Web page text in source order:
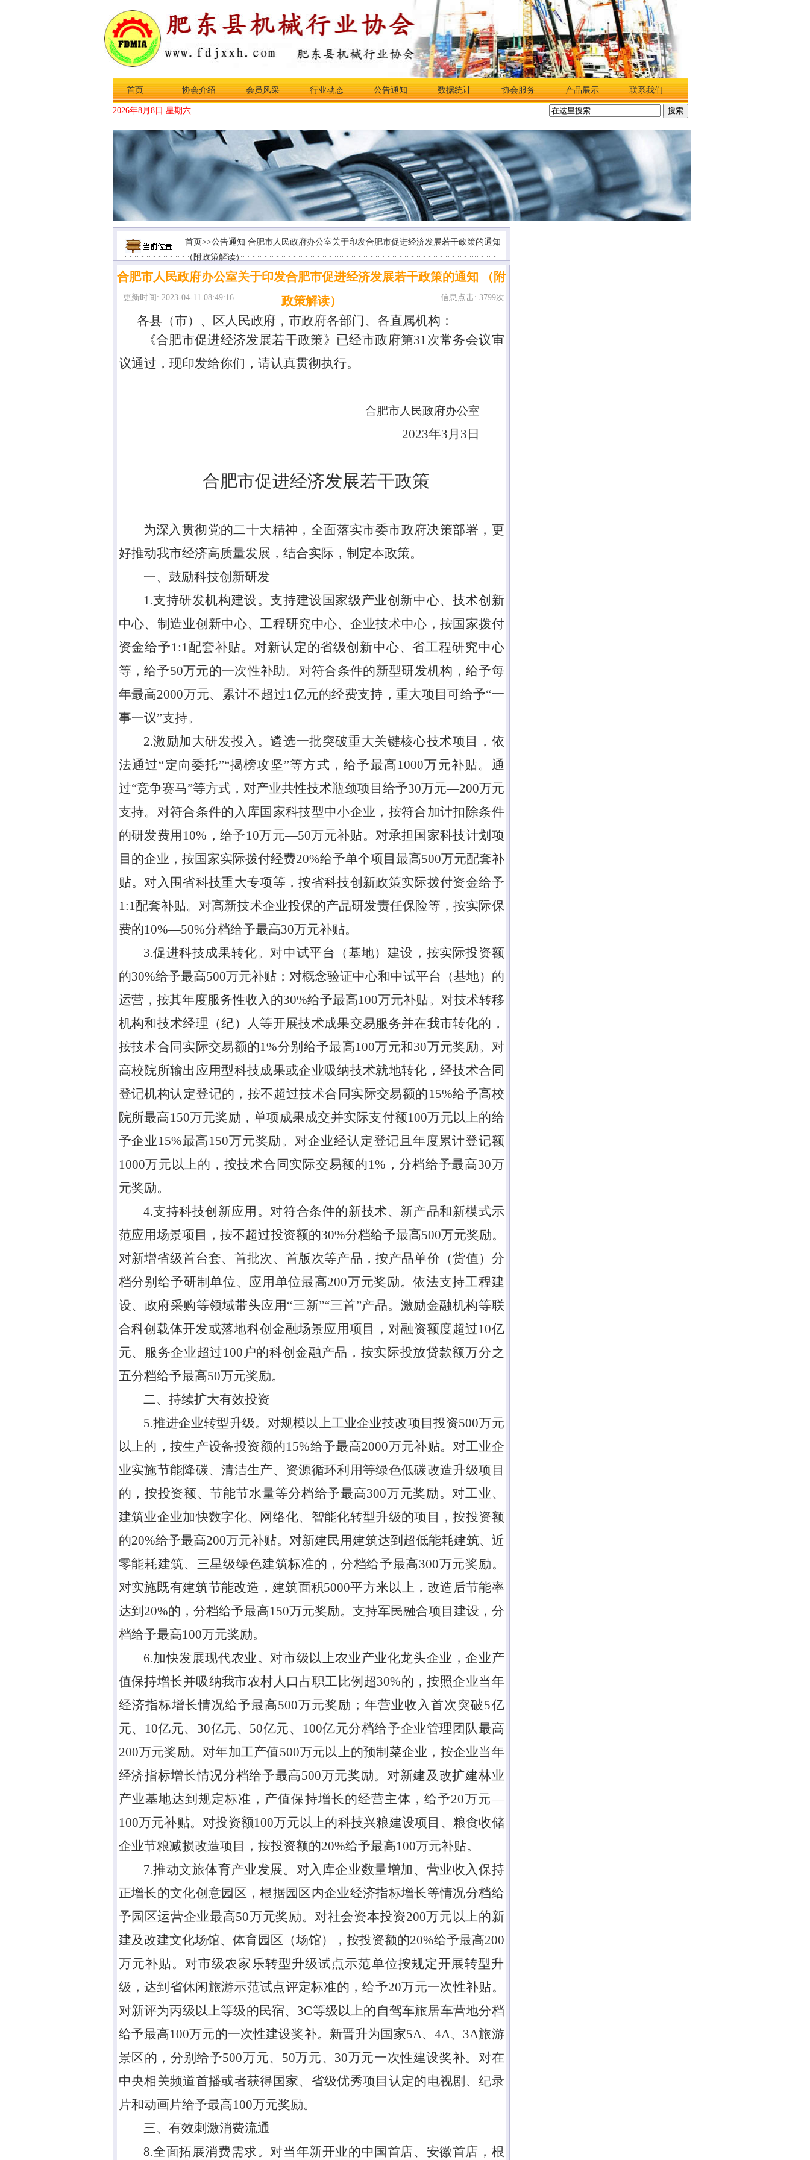
首页 协会介绍 会员风采 行业动态 公告通知 数据统计 协会服务 产品展示 联系我们
2026年8月8日 星期六 搜索
首页>>公告通知 合肥市人民政府办公室关于印发合肥市促进经济发展若干政策的通知
（附政策解读）
合肥市人民政府办公室关于印发合肥市促进经济发展若干政策的通知 （附
政策解读）
更新时间: 2023-04-11 08:49:16 信息点击: 3799次
各县（市）、区人民政府，市政府各部门、各直属机构：
《合肥市促进经济发展若干政策》已经市政府第31次常务会议审
议通过，现印发给你们，请认真贯彻执行。
合肥市人民政府办公室
2023年3月 3 日
合肥市促进经济发展若干政策
为深入贯彻党的二十大精神，全面落实市委市政府决策部署，更
好推动我市经济高质量发展，结合实际，制定本政策。
一、鼓励科技创新研发
1.支持研发机构建设。支持建设国家级产业创新中心、技术创新
中心、制造业创新中心、工程研究中心、企业技术中心，按国家拨付
资金给予1:1配套补贴。对新认定的省级创新中心、省工程研究中心
等，给予50万元的一次性补助。 对符合条件的新型研发机构，给予每
年最高2000万元、累计不超过1亿元的经费支持，重大项目可给予“一
事一议”支持。
2.激励加大研发投入。遴选一批突破重大关键核心技术项目，依
法通过“定向委托”“揭榜攻坚”等方式，给予最高1000万元补贴。通
过“竞争赛马”等方式，对产业共性技术瓶颈项目给予30万元—200万元
支持。对符合条件的入库国家科技型中小企业，按符合加计扣除条件
的研发费用 10% ，给予10万元—50万元补贴。对承担国家科技计划项
目的企业，按国家实际拨付经费20%给予单个项目最高500万元配套补
贴。对入围省科技重大专项等，按省科技创新政策实际拨付资金给予
1:1配套补贴。对高新技术企业投保的产品研发责任保险等，按实际保
费的10%—50%分档给予最高30万元补贴。
3.促进科技成果转化。对中试平台（基地）建设，按实际投资额
的30%给予最高500万元补贴；对概念验证中心和中试平台（基地）的
运营，按其年度服务性收入的30%给予最高100万元补贴。对技术转移
机构和技术经理（纪）人等开展技术成果交易服务并在我市转化的，
按技术合同实际交易额的1%分别给予最高100万元和30万元奖励。对
高校院所输出应用型科技成果或企业吸纳技术就地转化，经技术合同
登记机构认定登记的，按不超过技术合同实际交易额的15%给予高校
院所最高150万元奖励，单项成果成交并实际支付额100万元以上的给
予企业15%最高150万元奖励。对企业经认定登记且年度累计登记额
1000万元以上的，按技术合同实际交易额的1% ，分档给予最高30万
元奖励。
4.支持科技创新应用。对符合条件的新技术、新产品和新模式示
范应用场景项目，按不超过投资额的30%分档给予最高500万元奖励。
对新增省级首台套、首批次、首版次等产品，按产品单价（货值）分
档分别给予研制单位、应用单位最高200万元奖励。依法支持工程建
设、政府采购等领域带头应用“三新”“三首”产品。激励金融机构等联
合科创载体开发或落地科创金融场景应用项目，对融资额度超过10亿
元、服务企业超过100 户的科创金融产品，按实际投放贷款额万分之
五分档给予最高50万元奖励。
二、持续扩大有效投资
5.推进企业转型升级。 对规模以上工业企业技改项目投资500万元
以上的，按生产设备投资额的15%给予最高2000万元补贴。对工业企
业实施节能降碳、清洁生产、资源循环利用等绿色低碳改造升级项目
的，按投资额、节能节水量等分档给予最高300万元奖励。对工业、
建筑业企业加快数字化、网络化、智能化转型升级的项目，按投资额
的20%给予最高200万元补贴。对新建民用建筑达到超低能耗建筑、近
零能耗建筑、三星级绿色建筑标准的，分档给予最高300万元奖励。
对实施既有建筑节能改造，建筑面积5000平方米以上，改造后节能率
达到 20%的，分档给予最高150万元奖励。支持军民融合项目建设，分
档给予最高100万元奖励。
6.加快发展现代农业。对市级以上农业产业化龙头企业，企业产
值保持增长并吸纳我市农村人口占职工比例超30%的，按照企业当年
经济指标增长情况给予最高500万元奖励；年营业收入首次突破5亿
元、 10亿元、 30亿元、 50亿元、 100亿元分档给予企业管理团队最高
200万元奖励。对年加工产值500万元以上的预制菜企业，按企业当年
经济指标增长情况分档给予最高500万元奖励。对新建及改扩建林业
产业基地达到规定标准，产值保持增长的经营主体，给予20万元—
100万元补贴。对投资额100万元以上的科技兴粮建设项目、粮食收储
企业节粮减损改造项目，按投资额的20%给予最高100万元补贴。
7.推动文旅体育产业发展。 对入库企业数量增加、营业收入保持
正增长的文化创意园区，根据园区内企业经济指标增长等情况分档给
予园区运营企业最高50万元奖励。对社会资本投资200万元以上的新
建及改建文化场馆、体育园区（场馆），按投资额的20%给予最高200
万元补贴。对市级农家乐转型升级试点示范单位按规定开展转型升
级，达到省休闲旅游示范试点评定标准的，给予20万元一次性补贴。
对新评为丙级以上等级的民宿、 3C等级以上的自驾车旅居车营地分档
给予最高100万元的一次性建设奖补。新晋升为国家5A、 4A、 3A旅游
景区的，分别给予500万元、 50万元、 30万元一次性建设奖补。 对在
中央相关频道首播或者获得国家、省级优秀项目认定的电视剧、纪录
片和动画片给予最高100万元奖励。
三、有效刺激消费流通
8.全面拓展消费需求。对当年新开业的中国首店、安徽首店，根